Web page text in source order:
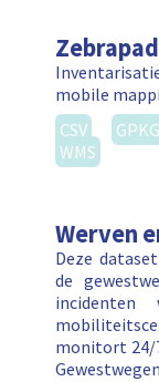
Zebrapad
mobile
CSV
GPKG
WMS
Werven
Deze
de
incidenten
monitort 24/